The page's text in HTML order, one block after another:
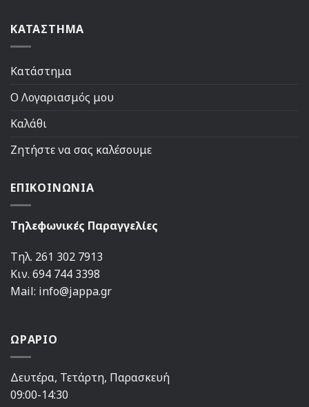
ΚΑΤΑΣΤΗΜΑ
Κατάστημα
Ο Λογαριασμός μου
Καλάθι
Ζητήστε να σας καλέσουμε
ΕΠΙΚΟΙΝΩΝΙΑ
Τηλεφωνικές Παραγγελίες
Τηλ. 261 302 7913
Κιν. 694 744 3398
Mail: info@jappa.gr
ΩΡΑΡΙΟ
Δευτέρα, Τετάρτη, Παρασκευή
09:00-14:30